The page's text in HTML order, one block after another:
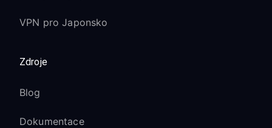
VPN pro Japonsko
Zdroje
Blog
Dokumentace